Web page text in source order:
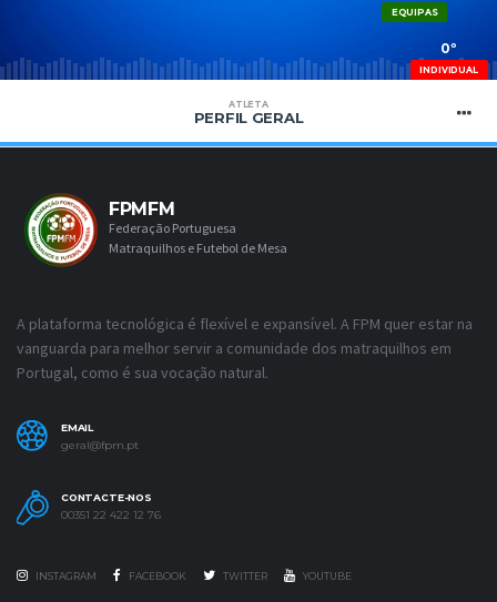
EQUIPAS
0º
INDIVIDUAL
ATLETA
PERFIL GERAL
FPMFM
Federação Portuguesa
Matraquilhos e Futebol de Mesa
A plataforma tecnológica é flexível e expansível. A FPM quer estar na
vanguarda para melhor servir a comunidade dos matraquilhos em
Portugal, como é sua vocação natural.
EMAIL
geral@fpm.pt
CONTACTE-NOS
00351 22 422 12 76
INSTAGRAM FACEBOOK TWITTER YOUTUBE